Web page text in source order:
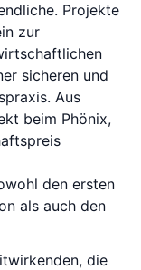
Projekte
zur
sicheren und
Aus
beim Phönix,
den ersten
als auch den
die